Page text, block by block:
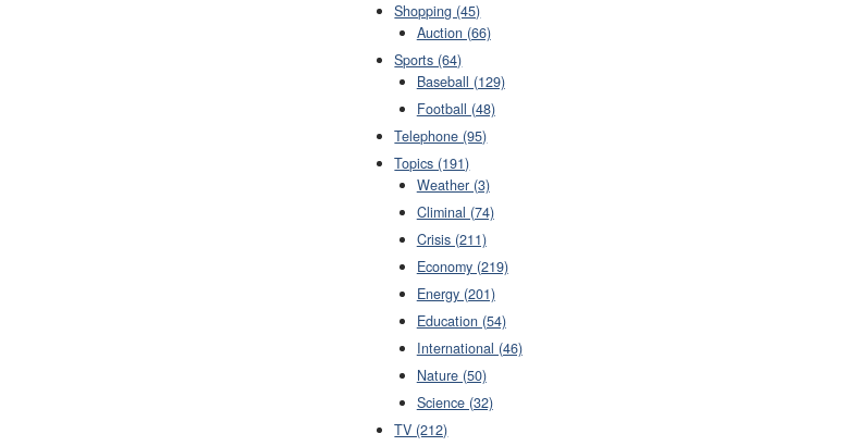
Shopping (45)
Auction (66)
Sports (64)
Baseball (129)
Football (48)
Telephone (95)
Topics (191)
Weather (3)
Climinal (74)
Crisis (211)
Economy (219)
Energy (201)
Education (54)
International (46)
Nature (50)
Science (32)
TV (212)